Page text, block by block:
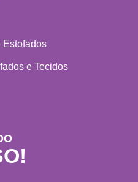
Estofados
e Tecidos